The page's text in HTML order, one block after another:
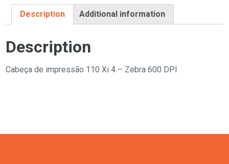
Description Additional information
Description
Cabeça de impressão 110 Xi 4 – Zebra 600 DPI